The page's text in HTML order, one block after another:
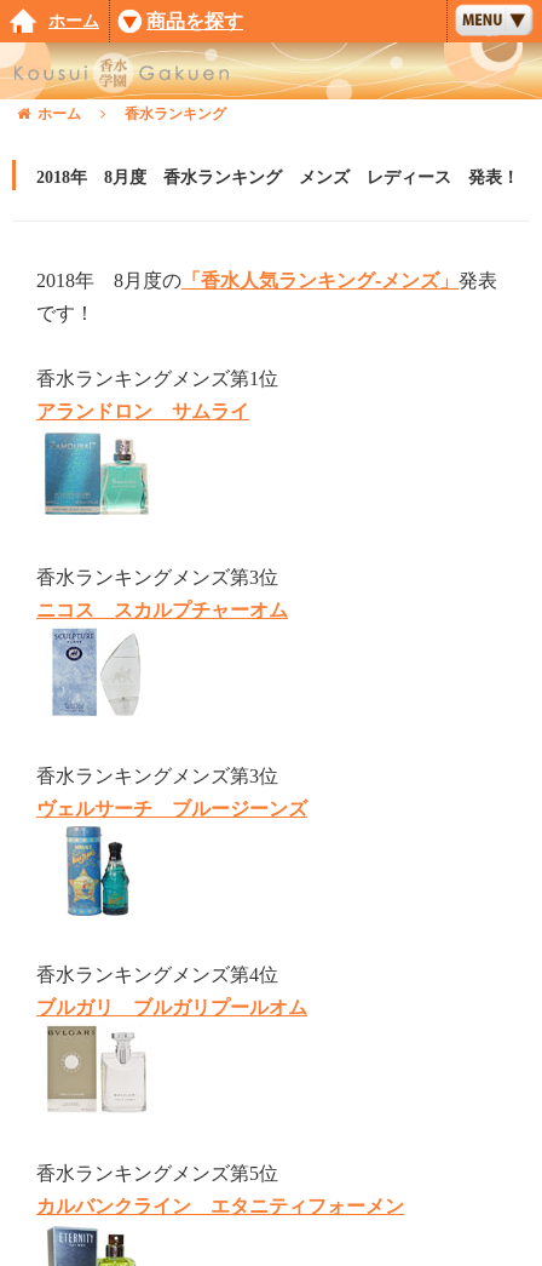
ホーム 商品を探す
ホーム 香水ランキング
2018年 8月度 香水ランキング メンズ レディース 発表！
2018年 8月度の 「香水人気ランキング-メンズ」 発表
です！
香水ランキングメンズ第1位
アランドロン サムライ
香水ランキングメンズ第3位
ニコス スカルプチャーオム
香水ランキングメンズ第3位
ヴェルサーチ ブルージーンズ
香水ランキングメンズ第4位
ブルガリ ブルガリプールオム
香水ランキングメンズ第5位
カルバンクライン エタニティフォーメン